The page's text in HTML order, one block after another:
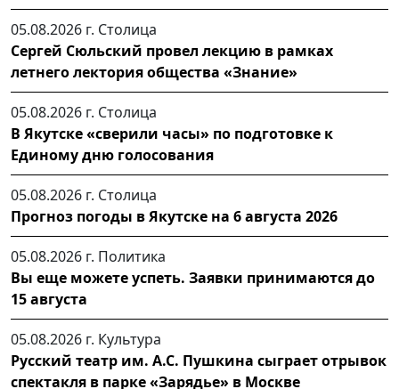
05.08.2026 г. Столица
Сергей Сюльский провел лекцию в рамках
летнего лектория общества «Знание»
05.08.2026 г. Столица
В Якутске «сверили часы» по подготовке к
Единому дню голосования
05.08.2026 г. Столица
Прогноз погоды в Якутске на 6 августа 2026
05.08.2026 г. Политика
Вы еще можете успеть. Заявки принимаются до
15 августа
05.08.2026 г. Культура
Русский театр им. А.С. Пушкина сыграет отрывок
спектакля в парке «Зарядье» в Москве